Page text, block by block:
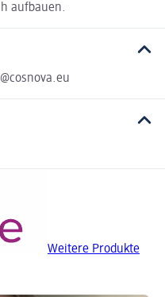
aufbauen.
Weitere Produkte